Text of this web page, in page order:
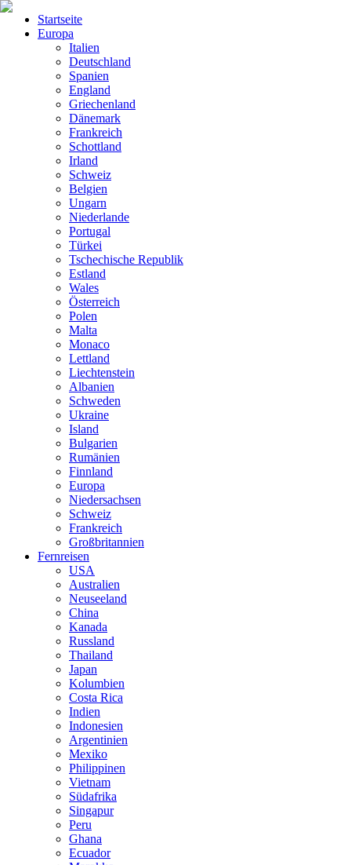
Startseite
Europa
Italien
Deutschland
Spanien
England
Griechenland
Dänemark
Frankreich
Schottland
Irland
Schweiz
Belgien
Ungarn
Niederlande
Portugal
Türkei
Tschechische Republik
Estland
Wales
Österreich
Polen
Malta
Monaco
Lettland
Liechtenstein
Albanien
Schweden
Ukraine
Island
Bulgarien
Rumänien
Finnland
Europa
Niedersachsen
Schweiz
Frankreich
Großbritannien
Fernreisen
USA
Australien
Neuseeland
China
Kanada
Russland
Thailand
Japan
Kolumbien
Costa Rica
Indien
Indonesien
Argentinien
Mexiko
Philippinen
Vietnam
Südafrika
Singapur
Peru
Ghana
Ecuador